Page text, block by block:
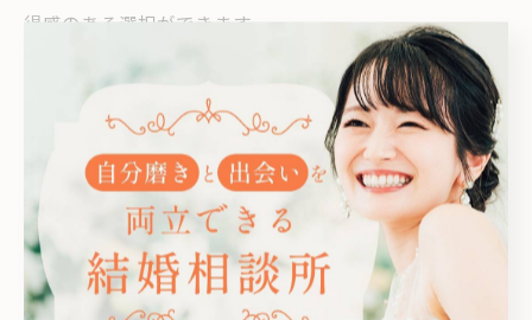
得感のある選択ができます。
結婚相談所の適正判断とブラックリスト回避策
結婚相談所の選択で後悔しないためには、ブラックリス
トや「ろくな女がいない」「頭おかしい」などのネガテ
ィブな評判にも注意が必要です。信頼できる結婚相談所
は、会員審査やトラブル対応がしっかりしているため、
安心して活動できます。